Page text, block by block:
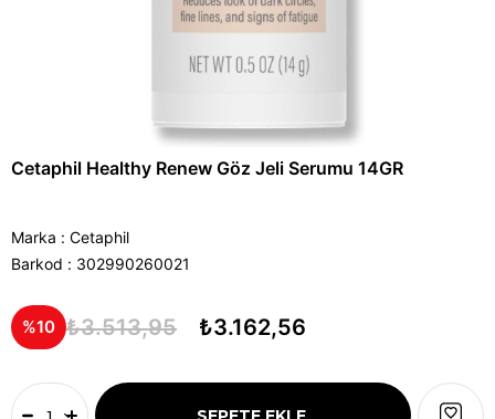
Cetaphil Healthy Renew Göz Jeli Serumu 14GR
Marka : Cetaphil
Barkod : 302990260021
10 ₺3.513,95 ₺3.162,56